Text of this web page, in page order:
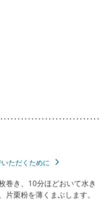
ただくために
巻き、10分ほどおいて水き
片栗粉を薄くまぶします。